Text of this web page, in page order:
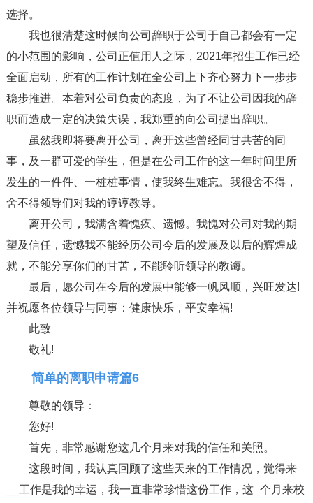
选择。
我也很清楚这时候向公司辞职于公司于自己都会有一定
的小范围的影响，公司正值用人之际，2021年招生工作已经
全面启动，所有的工作计划在全公司上下齐心努力下一步步
稳步推进。本着对公司负责的态度，为了不让公司因我的辞
职而造成一定的决策失误，我郑重的向公司提出辞职。
虽然我即将要离开公司，离开这些曾经同甘共苦的同
事，及一群可爱的学生，但是在公司工作的这一年时间里所
发生的一件件、一桩桩事情，使我终生难忘。我很舍不得，
舍不得领导们对我的谆谆教导。
离开公司，我满含着愧疚、遗憾。我愧对公司对我的期
望及信任，遗憾我不能经历公司今后的发展及以后的辉煌成
就，不能分享你们的甘苦，不能聆听领导的教诲。
最后，愿公司在今后的发展中能够一帆风顺，兴旺发达!
并祝愿各位领导与同事：健康快乐，平安幸福!
此致
敬礼!
简单的离职申请篇6
尊敬的领导：
您好!
首先，非常感谢您这几个月来对我的信任和关照。
这段时间，我认真回顾了这些天来的工作情况，觉得来
__工作是我的幸运，我一直非常珍惜这份工作，这_个月来校